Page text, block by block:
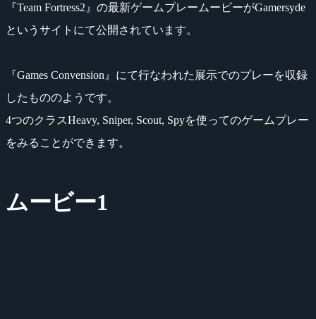
『Team Fortress2』の最新ゲームプレームービーがGamersyde
というサイトにて公開されています。
『Games Convension』にて行なわれた展示でのプレーを収録
したもののようです。
4つのクラスHeavy, Sniper, Scout, Spyを使ってのゲームプレー
をみることができます。
ムービー1